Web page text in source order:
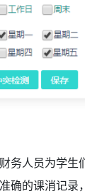
务人员为学
确的课消记